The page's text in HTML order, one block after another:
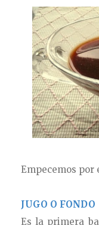
Empecemos por
JUGO O FONDO
Es la primera